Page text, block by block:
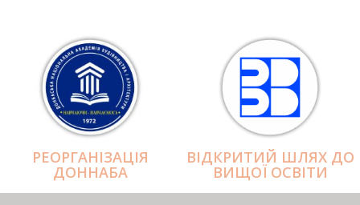
РЕОРГАНІЗАЦІЯ
ДОННАБА
ВІДКРИТИЙ ШЛЯХ ДО
ВИЩОЇ ОСВІТИ